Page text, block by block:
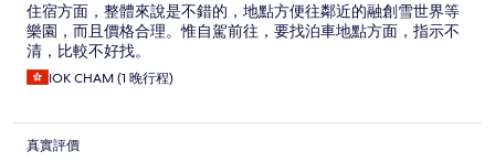
住宿方面，整體來說是不錯的，地點方便往鄰近的融創雪世界等
樂園，而且價格合理。惟自駕前往，要找泊車地點方面，指示不
清，比較不好找。
IOK CHAM (1 晚行程)
真實評價